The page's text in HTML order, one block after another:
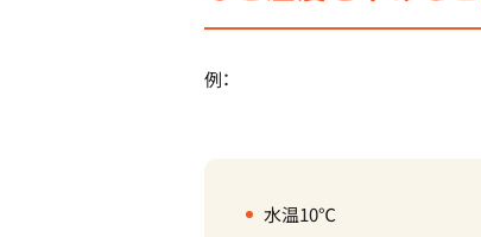
例：
水温10℃